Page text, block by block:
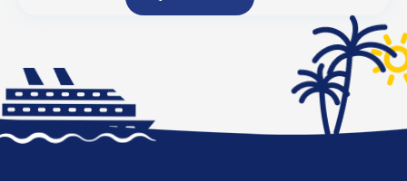
Seven Seas Explorer®
Seven Seas Navigator®
Seven Seas Splendor™